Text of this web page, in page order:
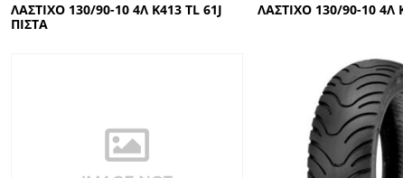
ΛΑΣΤΙΧΟ 130/90-10 4Λ Κ413 TL 61J
ΠΙΣΤΑ
ΛΑΣΤΙΧΟ 130/90-10 4Λ